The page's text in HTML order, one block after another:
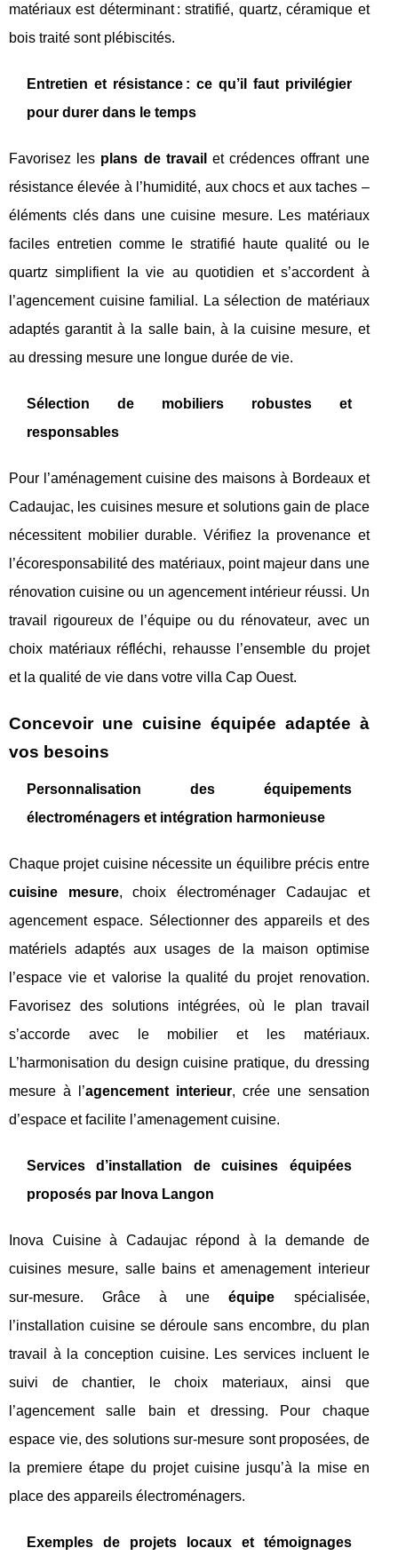
matériaux est déterminant : stratifié, quartz, céramique et
bois traité sont plébiscités.
Entretien et résistance : ce qu’il faut privilégier
pour durer dans le temps
Favorisez les plans de travail et crédences offrant une
résistance élevée à l’humidité, aux chocs et aux taches –
éléments clés dans une cuisine mesure. Les matériaux
faciles entretien comme le stratifié haute qualité ou le
quartz simplifient la vie au quotidien et s’accordent à
l’agencement cuisine familial. La sélection de matériaux
adaptés garantit à la salle bain, à la cuisine mesure, et
au dressing mesure une longue durée de vie.
Sélection de mobiliers robustes et
responsables
Pour l’aménagement cuisine des maisons à Bordeaux et
Cadaujac, les cuisines mesure et solutions gain de place
nécessitent mobilier durable. Vérifiez la provenance et
l’écoresponsabilité des matériaux, point majeur dans une
rénovation cuisine ou un agencement intérieur réussi. Un
travail rigoureux de l’équipe ou du rénovateur, avec un
choix matériaux réfléchi, rehausse l’ensemble du projet
et la qualité de vie dans votre villa Cap Ouest.
Concevoir une cuisine équipée adaptée à
vos besoins
Personnalisation des équipements
électroménagers et intégration harmonieuse
Chaque projet cuisine nécessite un équilibre précis entre
cuisine mesure, choix électroménager Cadaujac et
agencement espace. Sélectionner des appareils et des
matériels adaptés aux usages de la maison optimise
l’espace vie et valorise la qualité du projet renovation.
Favorisez des solutions intégrées, où le plan travail
s’accorde avec le mobilier et les matériaux.
L’harmonisation du design cuisine pratique, du dressing
mesure à l’agencement interieur, crée une sensation
d’espace et facilite l’amenagement cuisine.
Services d’installation de cuisines équipées
proposés par Inova Langon
Inova Cuisine à Cadaujac répond à la demande de
cuisines mesure, salle bains et amenagement interieur
sur-mesure. Grâce à uneéquipe spécialisée,
l’installation cuisine se déroule sans encombre, du plan
travail à la conception cuisine. Les services incluent le
suivi de chantier, le choix materiaux, ainsi que
l’agencement salle bain et dressing. Pour chaque
espace vie, des solutions sur-mesure sont proposées, de
la premiere étape du projet cuisine jusqu’à la mise en
place des appareils électroménagers.
Exemples de projets locaux et témoignages